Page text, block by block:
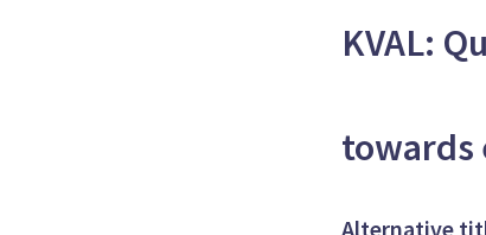
KVAL:
towards
Alternative